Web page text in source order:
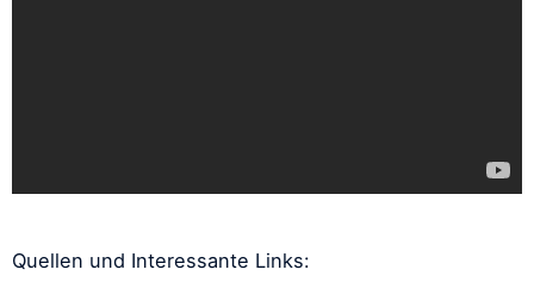
Quellen und Interessante Links: